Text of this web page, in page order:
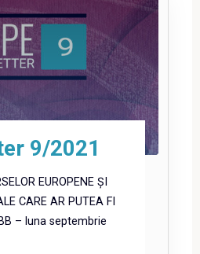
9/2021
EUROPENE ȘI
CARE AR PUTEA FI
– luna septembrie